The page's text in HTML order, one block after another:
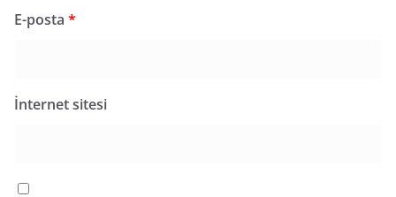
E-posta *
İnternet sitesi